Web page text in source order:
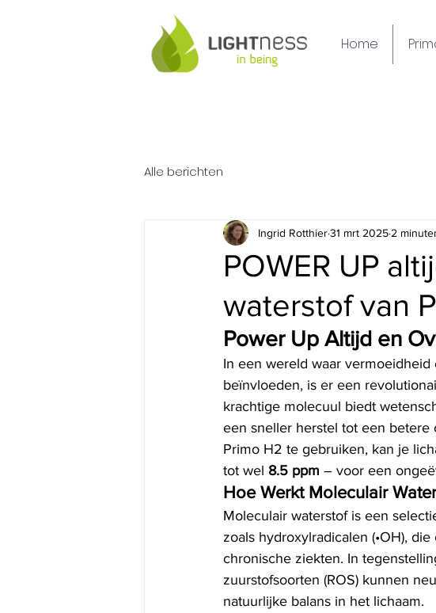
Home
Alle berichten
POWER UP
waterstof van
Ingrid Rotthier31 mrt 2025 2
Power Up Altijd en
In een wereld waar
beïnvloeden, is er een
krachtige molecuul biedt
een sneller herstel tot een betere
Primo H2 te gebruiken, kan je
tot wel 8.5 ppm – voor een
Hoe Werkt Moleculair
Moleculair waterstof is een
zoals hydroxylradicalen (•OH),
chronische ziekten. In
zuurstofsoorten (ROS) kunnen
natuurlijke balans in het lichaam.